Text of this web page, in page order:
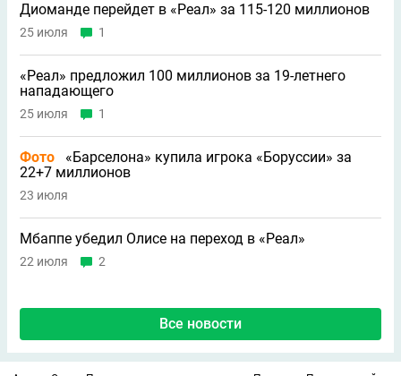
Диоманде перейдет в «Реал» за 115-120 миллионов
25 июля 1
«Реал» предложил 100 миллионов за 19-летнего
нападающего
25 июля 1
Фото
«Барселона» купила игрока «Боруссии» за
22+7 миллионов
23 июля
Мбаппе убедил Олисе на переход в «Реал»
22 июля 2
Все новости